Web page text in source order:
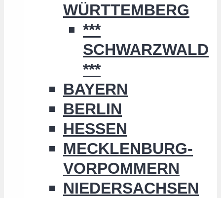
WÜRTTEMBERG
***
SCHWARZWALD
***
BAYERN
BERLIN
HESSEN
MECKLENBURG-
VORPOMMERN
NIEDERSACHSEN